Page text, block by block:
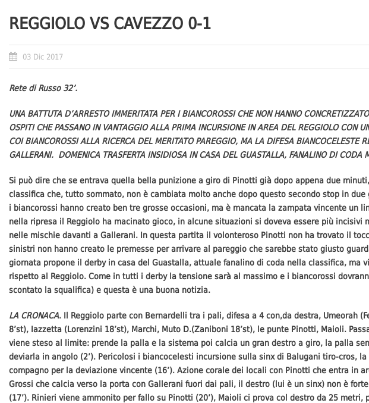
REGGIOLO VS CAVEZZO 0-1
03 Dic 2017
Rete di Russo 32’.
UNA BATTUTA D’ARRESTO IMMERITATA PER I BIANCOROSSI CHE NON HANNO
OSPITI CHE PASSANO IN VANTAGGIO ALLA PRIMA INCURSIONE IN AREA DEL REGGIOLO CON
COI BIANCOROSSI ALLA RICERCA DEL MERITATO PAREGGIO, MA LA DIFESA BIANCOCELESTE
GALLERANI. DOMENICA TRASFERTA INSIDIOSA IN CASA DEL GUASTALLA, FANALINO DI CODA
Si può dire che se entrava quella bella punizione a giro di Pinotti già dopo appena due
classifica che, tutto sommato, non è cambiata molto anche dopo questo secondo stop in
i biancorossi hanno creato ben tre grosse occasioni, ma è mancata la zampata vincente un
nella ripresa il Reggiolo ha macinato gioco, in alcune situazioni si doveva essere più
nelle mischie davanti a Gallerani. In questa partita il volonteroso Pinotti non ha trovato il
sinistri non hanno creato le premesse per arrivare al pareggio che sarebbe stato giusto
giornata propone il derby in casa del Guastalla, attuale fanalino di coda nella classifica, ma
rispetto al Reggiolo. Come in tutti i derby la tensione sarà al massimo e i biancorossi
scontato la squalifica) e questa è una buona notizia.
LA CRONACA. Il Reggiolo parte con Bernardelli tra i pali, difesa a 4 con,da destra, Umeorah
8’st), Iazzetta (Lorenzini 18’st), Marchi, Muto D.(Zaniboni 18’st), le punte Pinotti, Maioli.
viene steso al limite: prende la palla e la sistema poi calcia un gran destro a giro, la palla
deviarla in angolo (2’). Pericolosi i biancocelesti incursione sulla sinx di Balugani tiro-cros,
compagno per la deviazione vincente (16’). Azione corale dei locali con Pinotti che entra in
Grossi che calcia verso la porta con Gallerani fuori dai pali, il destro (lui è un sinx) non è
(17’). Rinieri viene ammonito per fallo su Pinotti (20’), Maioli ci prova col destro da 25